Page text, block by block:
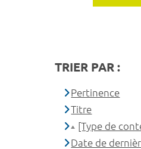
TRIER PAR :
Pertinence
Titre
[Type de
Date de